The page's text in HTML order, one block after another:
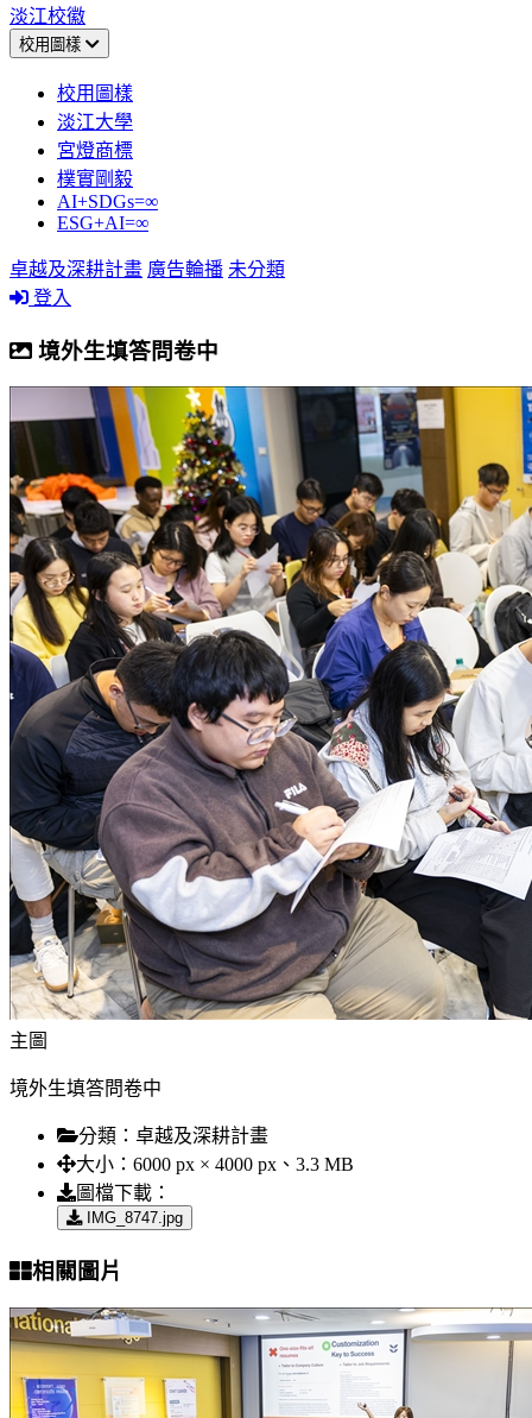
淡江校徽
校用圖樣
校用圖樣
淡江大學
宮燈商標
樸實剛毅
AI+SDGs=∞
ESG+AI=∞
卓越及深耕計畫 廣告輪播 未分類
登入
境外生填答問卷中
主圖
境外生填答問卷中
分類： 卓越及深耕計畫
大小： 6000 px × 4000 px、3.3 MB
圖檔下載：
IMG_8747.jpg
相關圖片